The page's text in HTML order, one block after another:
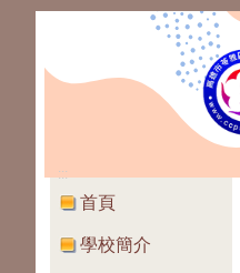
:::
首頁
學校簡介